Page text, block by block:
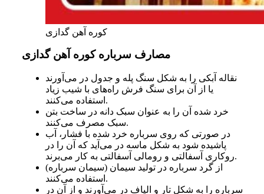
کوره آهن گدازی
مصارف سرباره کوره آهن گدازی
نقاله آبکی را به شکل سنگ پله و جدول در می‌آورند
یا از آن برای سنگ فرش راه‌های با شیب زیاد
استفاده می‌کنند.
خرد شده آن را به عنوان سبک دانه در ساخت بتن
سبک مصرف می‌کنند.
در صورتی که روی سرباره خرد شده با فشار، آب
پاشیده شود به شکل ماسه در می‌آید که آن را در
روکاری آسفالتی و رومالی آسفالتی به کار می‌برند.
از گرد سرباره در تولید سیمان (سیمان سرباره)
استفاده می‌کنند.
سرباره را به شکل تار و الیاف در می‌آورند و از آن در